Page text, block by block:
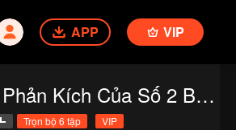
APP VIP
Cuộc Phản Kích Của Số 2 Bản Đặc Biệt
Trọn bộ 6 tập VIP